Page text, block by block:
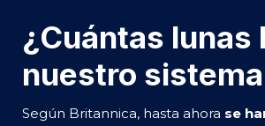
¿Cuántas lunas
nuestro
Según Britannica, hasta ahora se